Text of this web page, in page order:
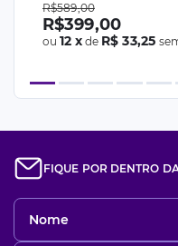
R$589,00
R$399,00
ou12 xde R$ 33,25
FIQUE POR DENTRO